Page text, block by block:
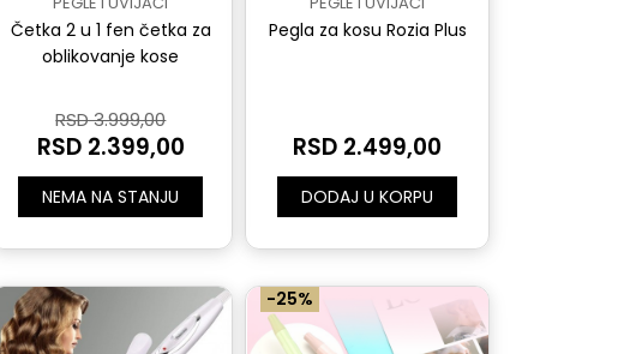
Četka 2 u 1 fen četka za
oblikovanje kose
RSD 3.999,00
RSD 2.399,00
NEMA NA STANJU
Pegla za kosu Rozia Plus
RSD 2.499,00
DODAJ U KORPU
-25%